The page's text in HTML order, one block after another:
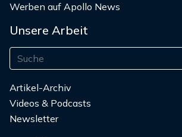
Werben auf Apollo News
Unsere Arbeit
Artikel-Archiv
Videos & Podcasts
Newsletter